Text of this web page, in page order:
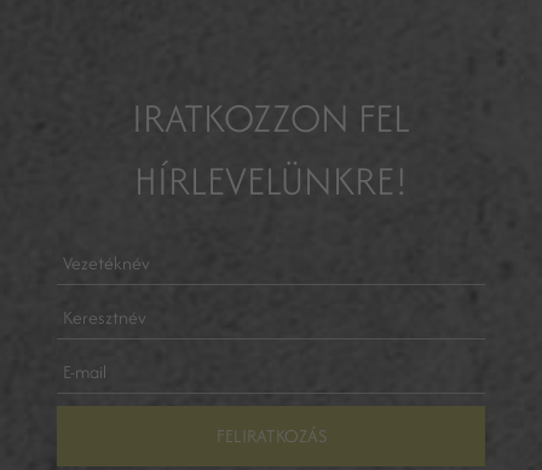
IRATKOZZON FEL
HÍRLEVELÜNKRE!
FELIRATKOZÁS